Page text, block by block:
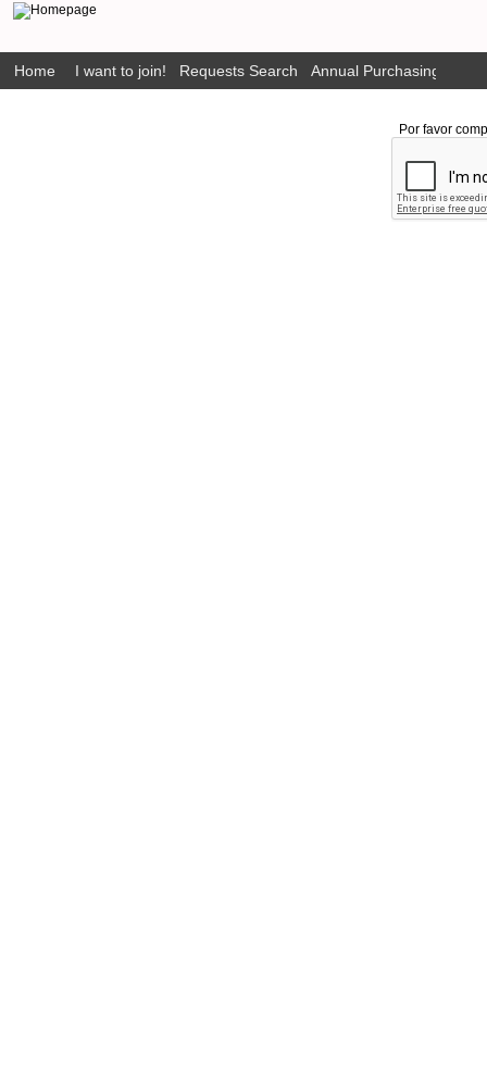
Home I want to join! Requests Search Annual Purchasing Plan
Por favor